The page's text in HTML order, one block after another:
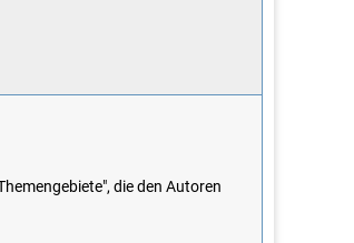
die den Autoren